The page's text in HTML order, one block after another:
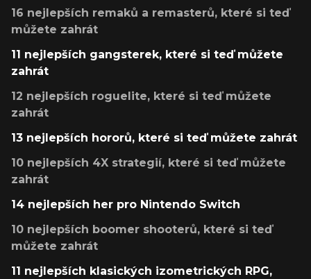
16 nejlepších remaků a remasterů, které si teď
můžete zahrát
11 nejlepších gangsterek, které si teď můžete
zahrát
12 nejlepších roguelite, které si teď můžete
zahrát
13 nejlepších hororů, které si teď můžete zahrát
10 nejlepších 4X strategií, které si teď můžete
zahrát
14 nejlepších her pro Nintendo Switch
10 nejlepších boomer shooterů, které si teď
můžete zahrát
11 nejlepších klasických izometrických RPG,